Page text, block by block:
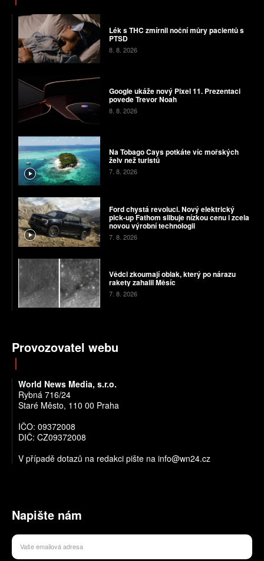
Lék s THC zmírnil noční můry pacientů s
PTSD
8. 8. 2026
Google ukáže nový Pixel 11. Prezentaci
povede Trevor Noah
8. 8. 2026
Na Tobago Cays potkáte víc mořských
želv než turistů
7. 8. 2026
Ford chystá revoluci. Nový elektrický
pick-up Fathom slibuje nízkou cenu i zcela
novou výrobní technologii
7. 8. 2026
Vědci zkoumají oblak, který po nárazu
rakety zahalil Měsíc
7. 8. 2026
Provozovatel webu
World News Media, s.r.o.
Rybná 716/24
Staré Město, 110 00 Praha
IČO: 09372008
DIČ: CZ09372008
V případě dotazů na redakci pište na info@wn24.cz
Napište nám